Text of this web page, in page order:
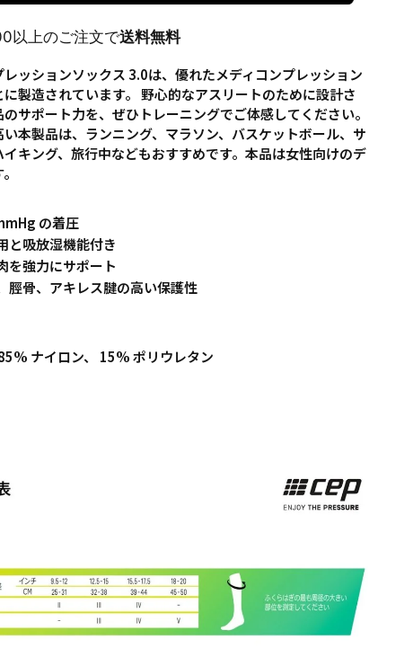
上のご注文で送料無料
レッションソックス 3.0は、優れたメディコンプレッション
製造されています。 野心的なアスリートのために設計さ
サポート力を、ぜひトレーニングでご体感してください。
本製品は、ランニング、マラソン、バスケットボール、サ
イキング、旅行中などもおすすめです。本品は女性向けのデ
の着圧
と吸放湿機能付き
を強力にサポート
脛骨、アキレス腱の高い保護性
ナイロン、 15% ポリウレタン